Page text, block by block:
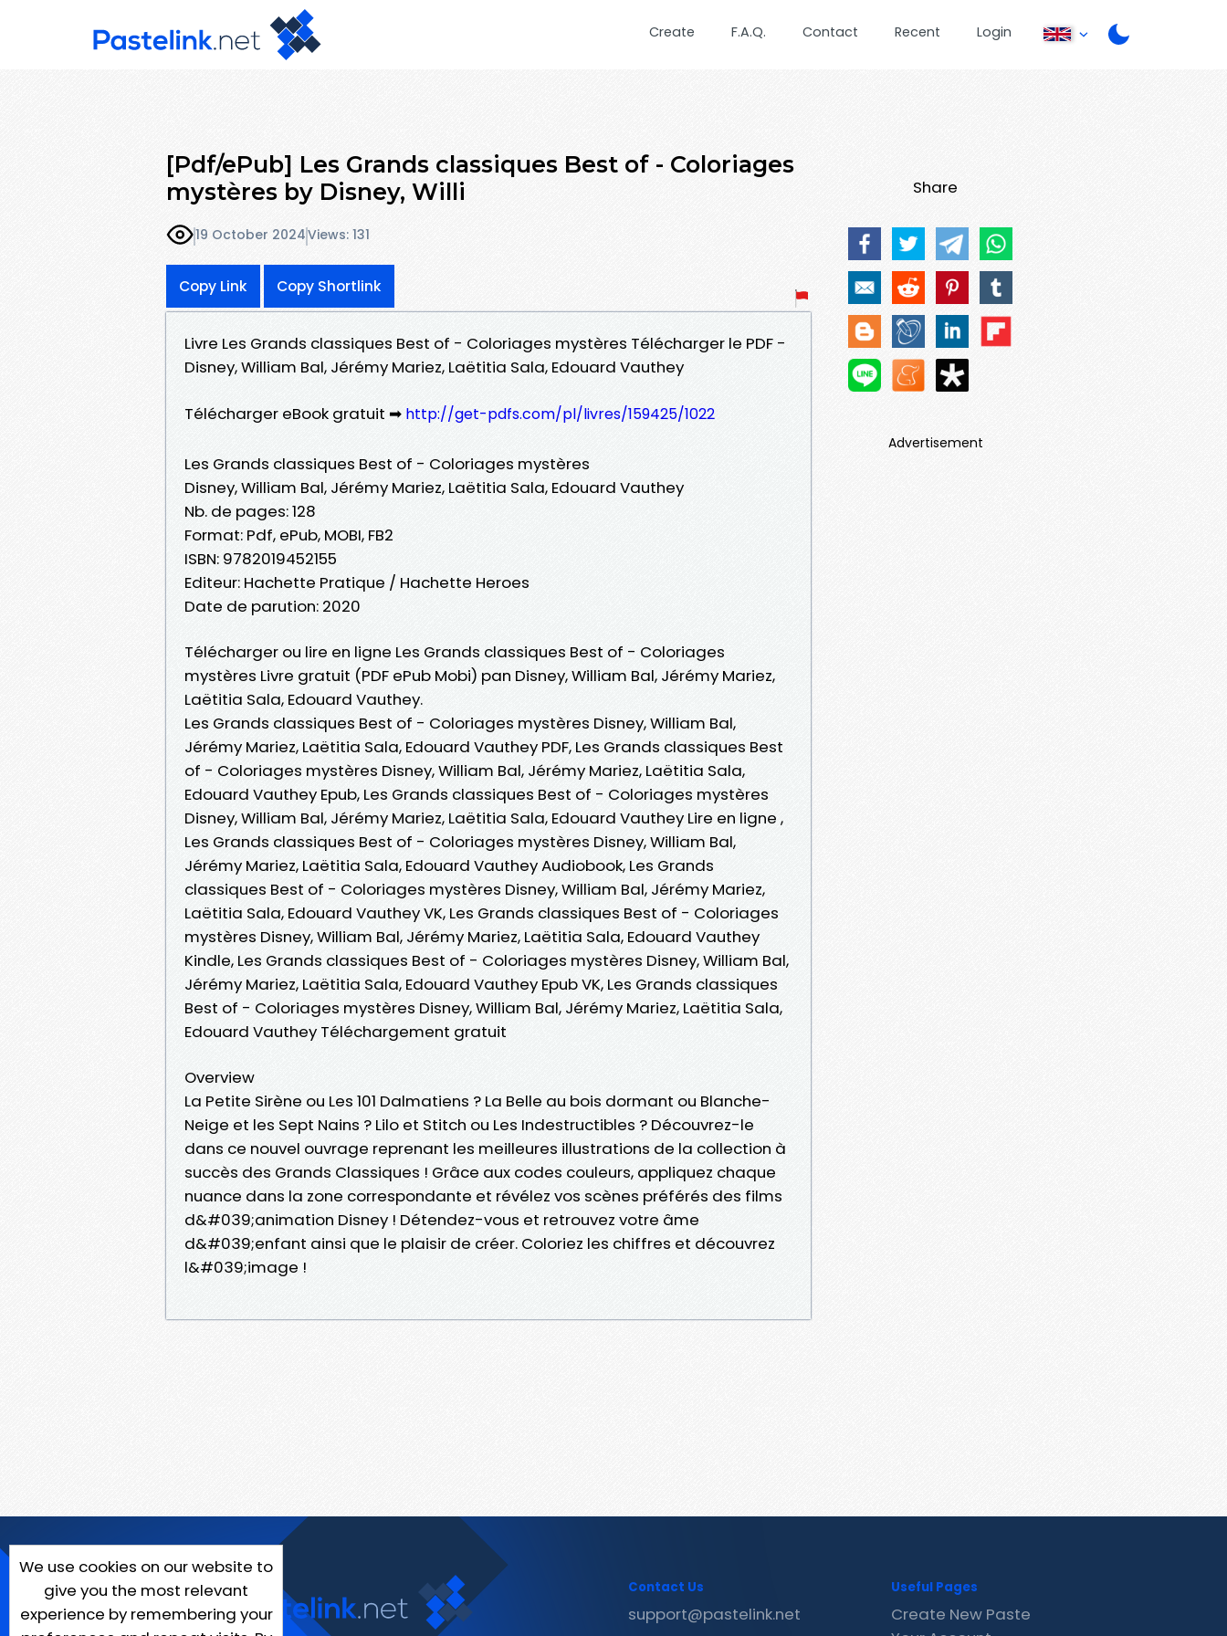
Create F.A.Q. Contact Recent Login
[Pdf/ePub] Les Grands classiques Best of - Coloriages
mystères by Disney, Willi
19 October 2024Views: 131
Copy Link Copy Shortlink
Livre Les Grands classiques Best of - Coloriages mystères Télécharger le PDF -
Disney, William Bal, Jérémy Mariez, Laëtitia Sala, Edouard Vauthey
Télécharger eBook gratuit ➡ http://get-pdfs.com/pl/livres/159425/1022
Les Grands classiques Best of - Coloriages mystères
Disney, William Bal, Jérémy Mariez, Laëtitia Sala, Edouard Vauthey
Nb. de pages: 128
Format: Pdf, ePub, MOBI, FB2
ISBN: 9782019452155
Editeur: Hachette Pratique / Hachette Heroes
Date de parution: 2020
Télécharger ou lire en ligne Les Grands classiques Best of - Coloriages
mystères Livre gratuit (PDF ePub Mobi) pan Disney, William Bal, Jérémy Mariez,
Laëtitia Sala, Edouard Vauthey.
Les Grands classiques Best of - Coloriages mystères Disney, William Bal,
Jérémy Mariez, Laëtitia Sala, Edouard Vauthey PDF, Les Grands classiques Best
of - Coloriages mystères Disney, William Bal, Jérémy Mariez, Laëtitia Sala,
Edouard Vauthey Epub, Les Grands classiques Best of - Coloriages mystères
Disney, William Bal, Jérémy Mariez, Laëtitia Sala, Edouard Vauthey Lire en ligne ,
Les Grands classiques Best of - Coloriages mystères Disney, William Bal,
Jérémy Mariez, Laëtitia Sala, Edouard Vauthey Audiobook, Les Grands
classiques Best of - Coloriages mystères Disney, William Bal, Jérémy Mariez,
Laëtitia Sala, Edouard Vauthey VK, Les Grands classiques Best of - Coloriages
mystères Disney, William Bal, Jérémy Mariez, Laëtitia Sala, Edouard Vauthey
Kindle, Les Grands classiques Best of - Coloriages mystères Disney, William Bal,
Jérémy Mariez, Laëtitia Sala, Edouard Vauthey Epub VK, Les Grands classiques
Best of - Coloriages mystères Disney, William Bal, Jérémy Mariez, Laëtitia Sala,
Edouard Vauthey Téléchargement gratuit
Overview
La Petite Sirène ou Les 101 Dalmatiens ? La Belle au bois dormant ou Blanche-
Neige et les Sept Nains ? Lilo et Stitch ou Les Indestructibles ? Découvrez-le
dans ce nouvel ouvrage reprenant les meilleures illustrations de la collection à
succès des Grands Classiques ! Grâce aux codes couleurs, appliquez chaque
nuance dans la zone correspondante et révélez vos scènes préférés des films
d&#039;animation Disney ! Détendez-vous et retrouvez votre âme
d&#039;enfant ainsi que le plaisir de créer. Coloriez les chiffres et découvrez
l&#039;image !
Share
Advertisement
We use cookies on our website to
give you the most relevant
experience by remembering your
Contact Us
support@pastelink.net
Useful Pages
Create New Paste